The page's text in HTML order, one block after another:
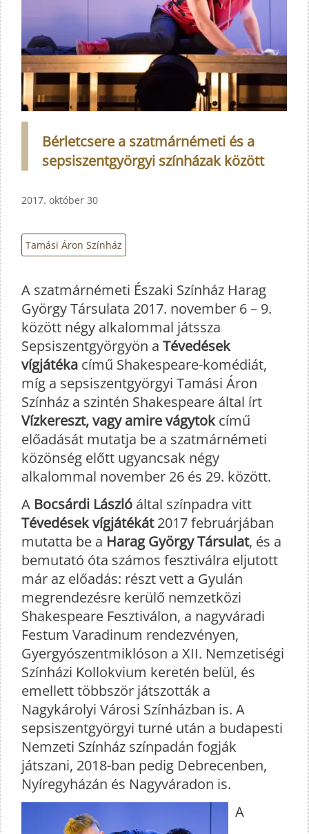
Bérletcsere a szatmárnémeti és a
sepsiszentgyörgyi színházak között
2017. október 30
Tamási Áron Színház
A szatmárnémeti Északi Színház Harag
György Társulata 2017. november 6 – 9.
között négy alkalommal játssza
Sepsiszentgyörgyön a Tévedések
vígjátéka című Shakespeare-komédiát,
míg a sepsiszentgyörgyi Tamási Áron
Színház a szintén Shakespeare által írt
Vízkereszt, vagy amire vágytokcímű
előadását mutatja be a szatmárnémeti
közönség előtt ugyancsak négy
alkalommal november 26 és 29. között.
A Bocsárdi László által színpadra vitt
Tévedések vígjátékát2017 februárjában
mutatta be a Harag György Társulat, és a
bemutató óta számos fesztiválra eljutott
már az előadás: részt vett a Gyulán
megrendezésre kerülő nemzetközi
Shakespeare Fesztiválon, a nagyváradi
Festum Varadinum rendezvényen,
Gyergyószentmiklóson a XII. Nemzetiségi
Színházi Kollokvium keretén belül, és
emellett többször játszották a
Nagykárolyi Városi Színházban is. A
sepsiszentgyörgyi turné után a budapesti
Nemzeti Színház színpadán fogják
játszani, 2018-ban pedig Debrecenben,
Nyíregyházán és Nagyváradon is.
A